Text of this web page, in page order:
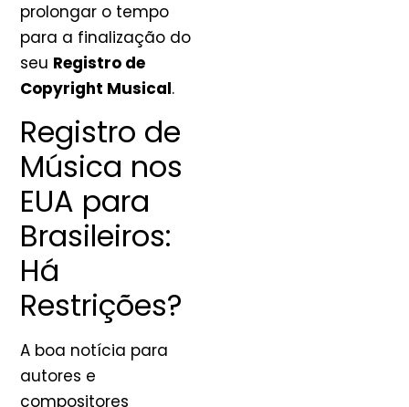
prolongar o tempo
para a finalização do
seu Registro de
Copyright Musical.
Registro de
Música nos
EUA para
Brasileiros:
Há
Restrições?
A boa notícia para
autores e
compositores